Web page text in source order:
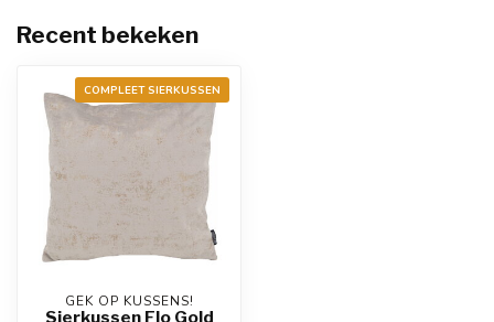
Recent bekeken
COMPLEET SIERKUSSEN
GEK OP KUSSENS!
Sierkussen Flo Gold